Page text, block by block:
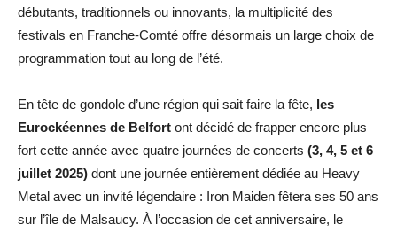
débutants, traditionnels ou innovants, la multiplicité des
festivals en Franche-Comté offre désormais un large choix de
programmation tout au long de l’été.
En tête de gondole d’une région qui sait faire la fête, les
Eurockéennes de Belfort ont décidé de frapper encore plus
fort cette année avec quatre journées de concerts (3, 4, 5 et 6
juillet 2025) dont une journée entièrement dédiée au Heavy
Metal avec un invité légendaire : Iron Maiden fêtera ses 50 ans
sur l’île de Malsaucy. À l’occasion de cet anniversaire, le